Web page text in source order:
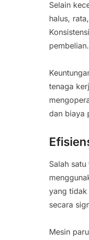
Selain
halus,
pembelian.
tenaga
dan biaya
Salah
yang tidak
secara
Mesin